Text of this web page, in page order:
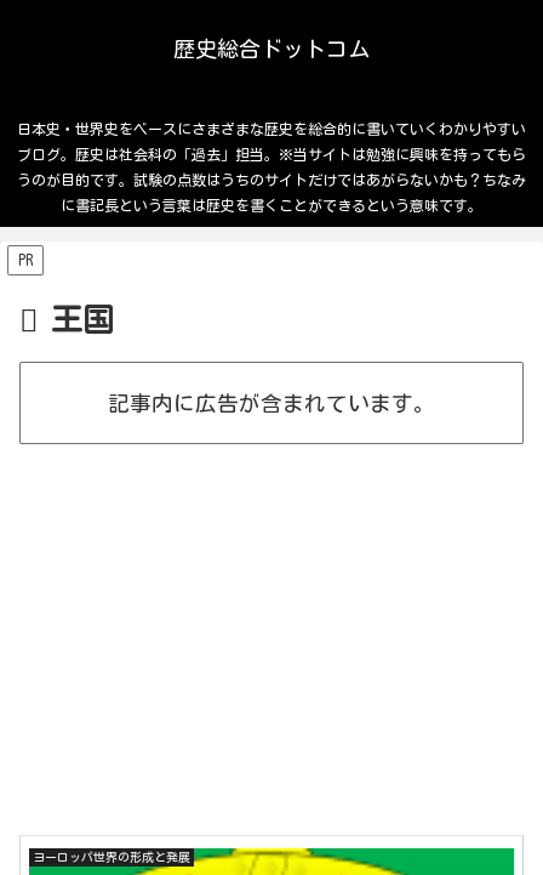
歴史総合ドットコム
日本史・世界史をベースにさまざまな歴史を総合的に書いていくわかりやすい
ブログ。歴史は社会科の「過去」担当。※当サイトは勉強に興味を持ってもら
うのが目的です。試験の点数はうちのサイトだけではあがらないかも？ちなみ
に書記長という言葉は歴史を書くことができるという意味です。
PR
王国
記事内に広告が含まれています。
ヨーロッパ世界の形成と発展